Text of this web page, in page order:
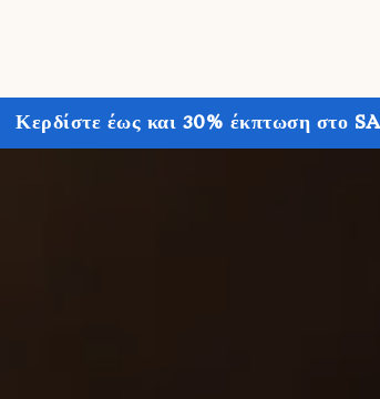
Κερδίστε έως και 30% έκπτωση στο